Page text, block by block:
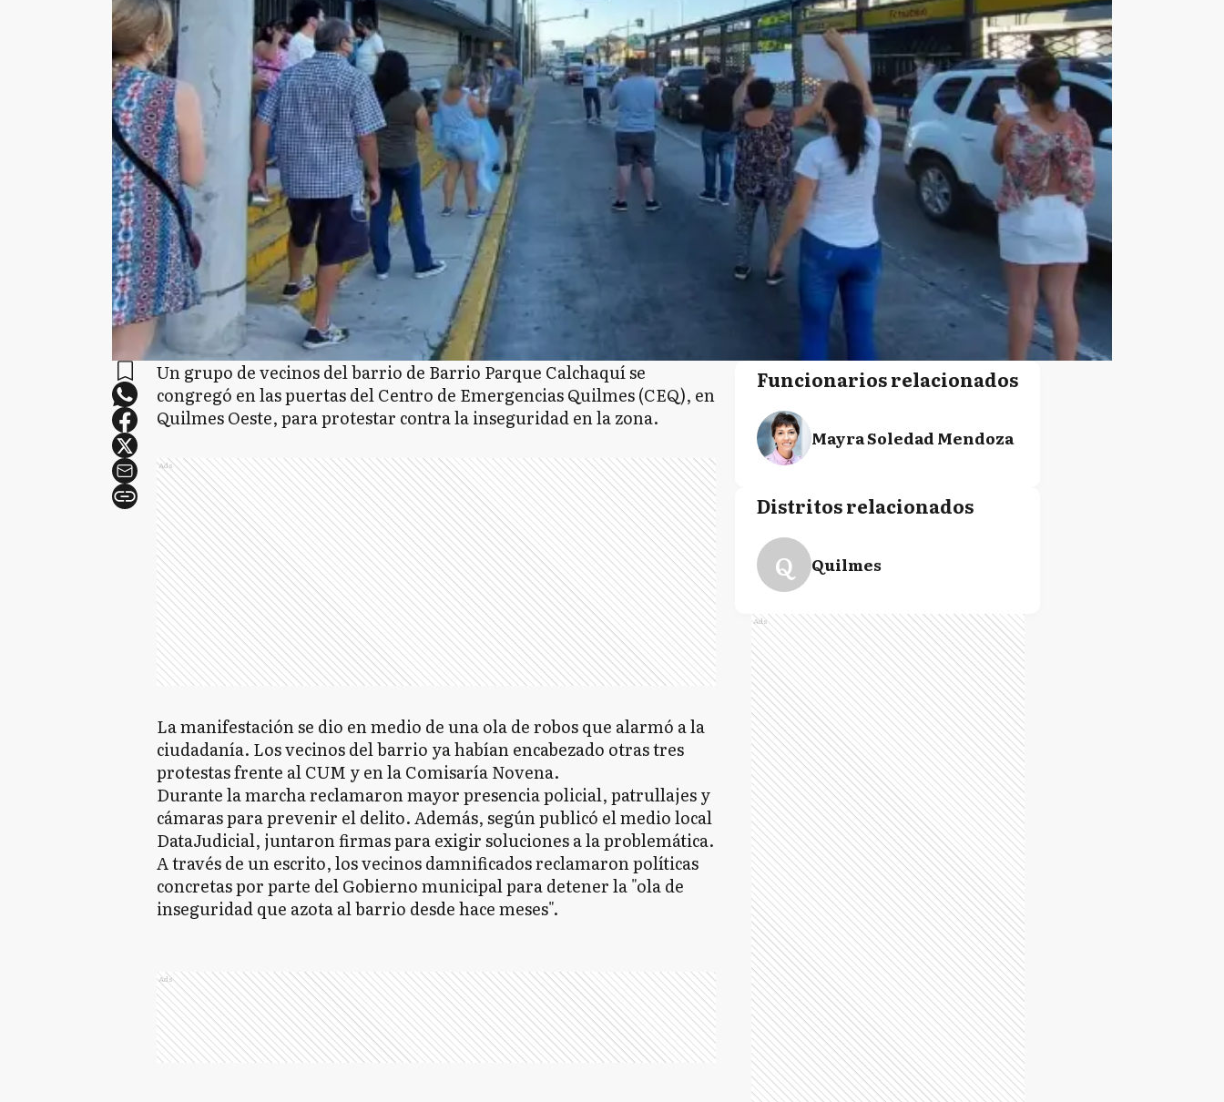
Un grupo de vecinos del barrio de Barrio Parque Calchaquí se
congregó en las puertas del Centro de Emergencias Quilmes (CEQ), en
Quilmes Oeste, para protestar contra la inseguridad en la zona.
Ads
La manifestación se dio en medio de una ola de robos que alarmó a la
ciudadanía. Los vecinos del barrio ya habían encabezado otras tres
protestas frente al CUM y en la Comisaría Novena.
Durante la marcha reclamaron mayor presencia policial, patrullajes y
cámaras para prevenir el delito. Además, según publicó el medio local
DataJudicial, juntaron firmas para exigir soluciones a la problemática.
A través de un escrito, los vecinos damnificados reclamaron políticas
concretas por parte del Gobierno municipal para detener la "ola de
inseguridad que azota al barrio desde hace meses".
Ads
Funcionarios relacionados
Mayra Soledad Mendoza
Distritos relacionados
Q Quilmes
Ads